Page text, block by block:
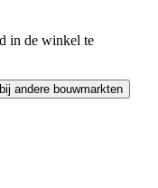
in de winkel te
andere bouwmarkten